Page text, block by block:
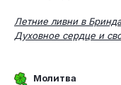
Летние ливни в
Духовное сердце и
Молитва